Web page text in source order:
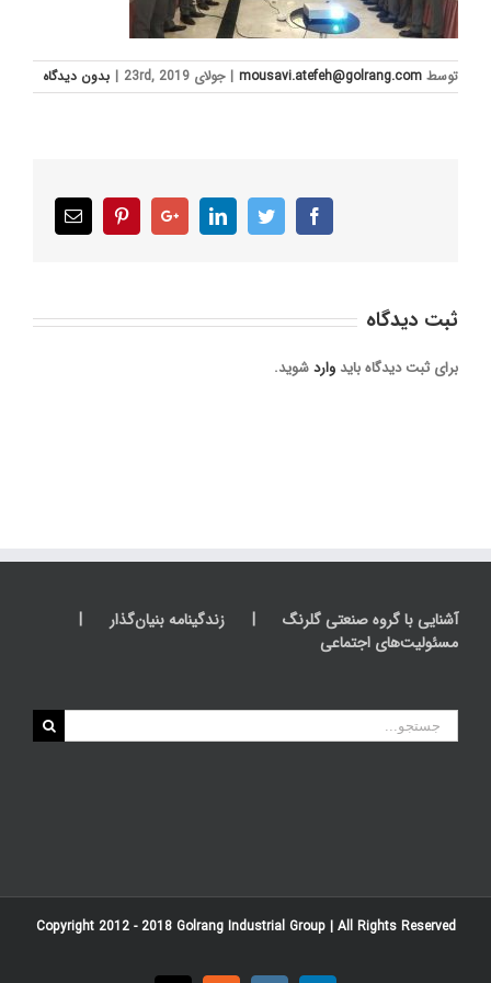
توسط mousavi.atefeh@golrang.com
| جولای 23rd, 2019 | بدون ديدگاه
Facebook
Twitter
LinkedIn
Google+
Pinterest
Email
ثبت ديدگاه
برای ثبت دیدگاه باید واردشوید.
آشنایی با گروه صنعتی گلرنگ
زندگینامه بنیان‌گذار
مسئولیت‌های اجتماعی
جستجو
برای:
Copyright 2012 - 2018 Golrang Industrial Group| All Rights Reserved